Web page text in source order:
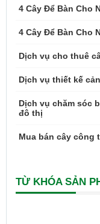
4 Cây Để Bàn Cho
4 Cây Để Bàn Cho
Dịch vụ cho thuê
Dịch vụ thiết kế
Dịch vụ chăm sóc
đô thị
Mua bán cây công
TỪ KHÓA SẢN